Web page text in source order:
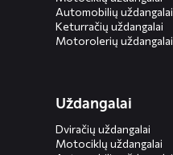
Automobilių uždangalai
Keturračių uždangalai
Motorolerių uždangalai
Uždangalai
Dviračių uždangalai
Motociklų uždangalai